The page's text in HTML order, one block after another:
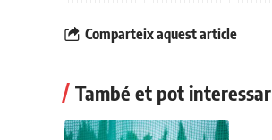
Comparteix aquest article
També et pot interessar